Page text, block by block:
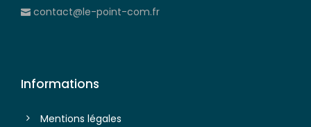
contact@le-point-com.fr
Informations
Mentions légales